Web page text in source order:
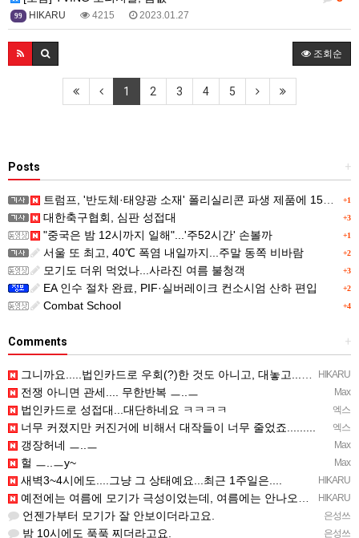
99 HIKARU 4215 2023.01.27
조회순
1 2 3 4 5
+
Posts
+1
트럼프, '반도체·태양광 소재' 폴리실리콘 파생 제품에 15% 관세...한국 기업도 영향
+3
대한축구협회, 심판 성접대
+1
"중국은 밤 12시까지 일해"...'주52시간' 손볼까
+2
서울 또 최고, 40℃ 폭염 내일까지...주말 동쪽 비바람
+3
모기도 더위 먹었나...사라진 여름 불청객
+2
EA 인수 절차 완료, PIF·실버레이크 컨소시엄 산하 편입
+4
Combat School
+
Comments
HIKARU
그니까요.....법인카드로 우회(?)한 것도 아니고, 대놓고...ㅋ ㅋ)
Max
전쟁 아니면 관세.... 무한반복 ㅡ..ㅡ
엑스
법인카드로 성접대...대단하네요 ㅋㅋㅋㅋ
엑스
너무 커졌지만 커진거에 비해서 대작들이 너무 줄었죠.........
Max
갱장허네 ㅡ..ㅡ
Max
헐 ㅡ..ㅡy~
HIKARU
새벽3~4시에도....그냥 그 상태예요...최근 1주일은....
HIKARU
예전에는 여름에 모기가 극성이었는데, 여름에는 안나오는 것 같은.....ㅎ ㅎ)
은성쓰
언젠가부터 모기가 잘 안보이더라고요.
은성쓰
밤 10시에도 푹푹 찌더라고요.